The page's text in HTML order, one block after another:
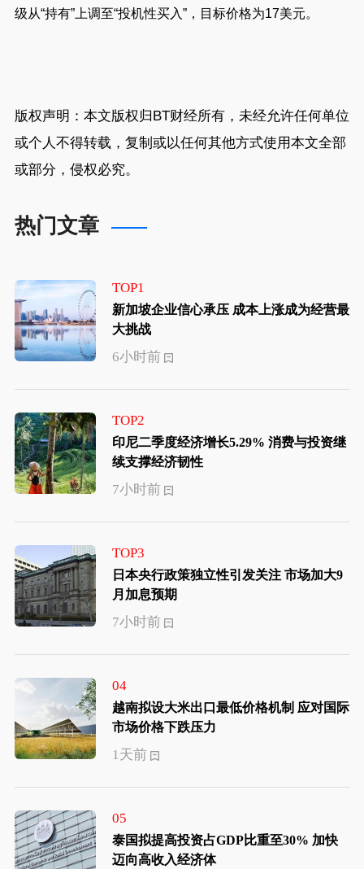
级从“持有”上调至“投机性买入”，目标价格为17美元。
版权声明：本文版权归 BT财经所有，未经允许任何单位
或个人不得转载，复制或以任何其他方式使用本文全部
或部分，侵权必究。
热门文章
TOP1
新加坡企业信心承压 成本上涨成为经营最
大挑战
6小时前
TOP2
印尼二季度经济增长5.29% 消费与投资继
续支撑经济韧性
7小时前
TOP3
日本央行政策独立性引发关注 市场加大9
月加息预期
7小时前
04
越南拟设大米出口最低价格机制 应对国际
市场价格下跌压力
1天前
05
泰国拟提高投资占GDP比重至30% 加快
迈向高收入经济体